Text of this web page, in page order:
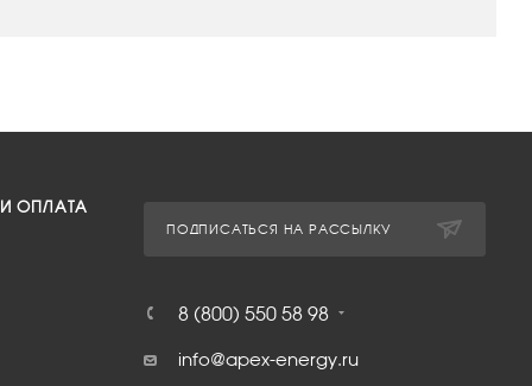
ОПЛАТА
ПОДПИСАТЬСЯ НА РАССЫЛКУ
8 (800) 550 58 98
info@apex-energy.ru